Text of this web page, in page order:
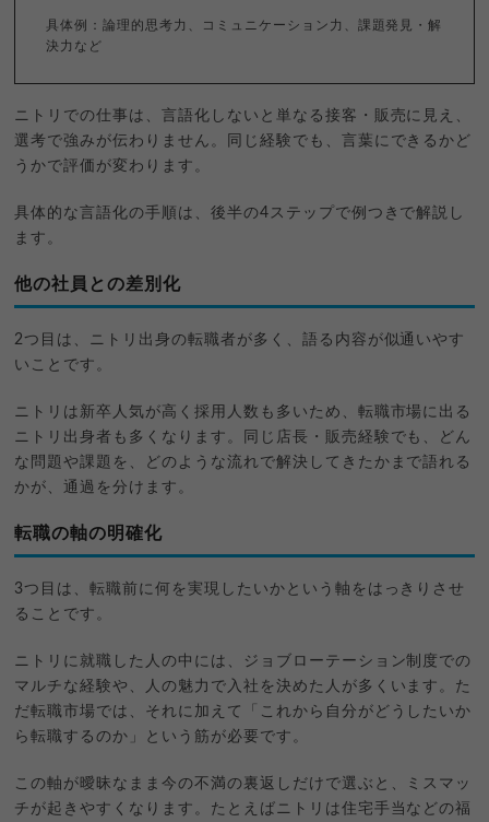
具体例：論理的思考力、コミュニケーション力、課題発見・解
決力など
ニトリでの仕事は、言語化しないと単なる接客・販売に見え、
選考で強みが伝わりません。同じ経験でも、言葉にできるかど
うかで評価が変わります。
具体的な言語化の手順は、後半の4ステップで例つきで解説し
ます。
他の社員との差別化
2つ目は、ニトリ出身の転職者が多く、語る内容が似通いやす
いことです。
ニトリは新卒人気が高く採用人数も多いため、転職市場に出る
ニトリ出身者も多くなります。同じ店長・販売経験でも、どん
な問題や課題を、どのような流れで解決してきたかまで語れる
かが、通過を分けます。
転職の軸の明確化
3つ目は、転職前に何を実現したいかという軸をはっきりさせ
ることです。
ニトリに就職した人の中には、ジョブローテーション制度での
マルチな経験や、人の魅力で入社を決めた人が多くいます。た
だ転職市場では、それに加えて「これから自分がどうしたいか
ら転職するのか」という筋が必要です。
この軸が曖昧なまま今の不満の裏返しだけで選ぶと、ミスマッ
チが起きやすくなります。たとえばニトリは住宅手当などの福